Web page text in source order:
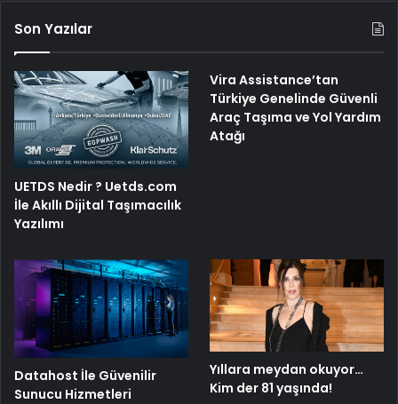
Son Yazılar
UETDS Nedir ? Uetds.com
İle Akıllı Dijital Taşımacılık
Yazılımı
Vira Assistance’tan
Türkiye Genelinde Güvenli
Araç Taşıma ve Yol Yardım
Atağı
Datahost İle Güvenilir
Sunucu Hizmetleri
Yıllara meydan okuyor…
Kim der 81 yaşında!